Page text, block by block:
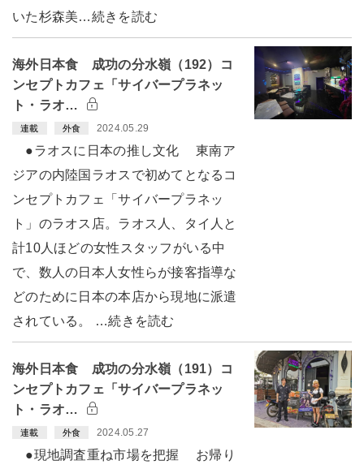
いた杉森美…続きを読む
海外日本食 成功の分水嶺（192）コ
ンセプトカフェ「サイバープラネッ
ト・ラオ…
連載 外食 2024.05.29
●ラオスに日本の推し文化 東南ア
ジアの内陸国ラオスで初めてとなるコ
ンセプトカフェ「サイバープラネッ
ト」のラオス店。ラオス人、タイ人と
計10人ほどの女性スタッフがいる中
で、数人の日本人女性らが接客指導な
どのために日本の本店から現地に派遣
されている。 …続きを読む
海外日本食 成功の分水嶺（191）コ
ンセプトカフェ「サイバープラネッ
ト・ラオ…
連載 外食 2024.05.27
●現地調査重ね市場を把握 お帰り